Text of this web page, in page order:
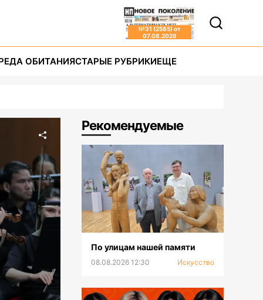
№31 (2585) от
07.08.2026
ОБИТАНИЯСТАРЫЕ РУБРИКИЕЩЕ
Рекомендуемые
По улицам нашей памяти
08.08.2026 12:30 Искусство